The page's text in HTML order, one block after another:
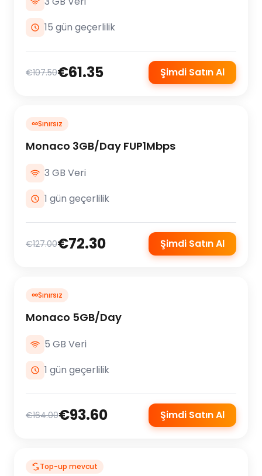
15 gün geçerlilik
€107.50€61.35 Şimdi Satın Al
∞Sınırsız
Monaco 3GB/Day FUP1Mbps
3 GB Veri
1 gün geçerlilik
€127.00€72.30 Şimdi Satın Al
∞Sınırsız
Monaco 5GB/Day
5 GB Veri
1 gün geçerlilik
€164.00€93.60 Şimdi Satın Al
Top-up mevcut